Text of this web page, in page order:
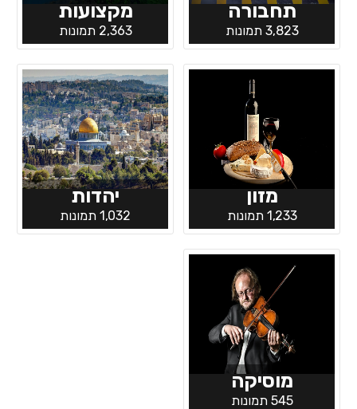
תחבורה
3,823 תמונות
מקצועות
2,363 תמונות
מזון
1,233 תמונות
יהדות
1,032 תמונות
מוסיקה
545 תמונות